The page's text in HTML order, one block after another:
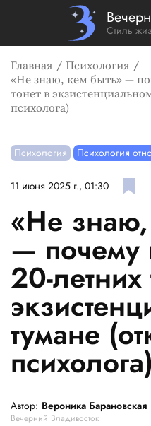
Стиль
Главная
Психология
«Не знаю, кем быть» —
тонет в
психолога)
Психология Психология
11 июня 2025 г., 01:30
«Не
— почему
20-летних
тумане
психолога)
Автор: Вероника Барановская
Вечерний Владивосток